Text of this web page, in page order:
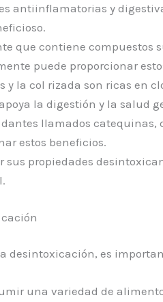
antiinflamatorias y
que contiene
puede proporcionar
y la col rizada son ricas en
la digestión y la salud
llamados catequinas,
estos beneficios.
sus propiedades
desintoxicación, es
una variedad de